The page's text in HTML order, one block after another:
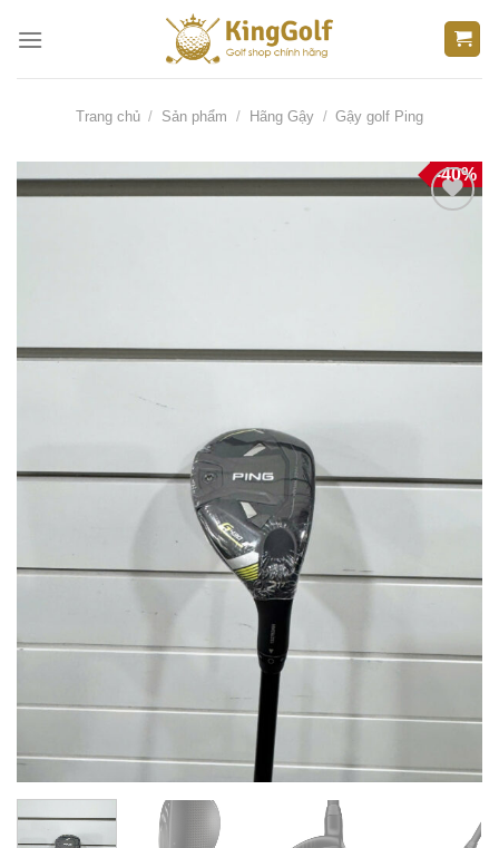
qua
Trang chủ / Sản phẩm / Hãng Gậy / Gậy golf Ping
-40%